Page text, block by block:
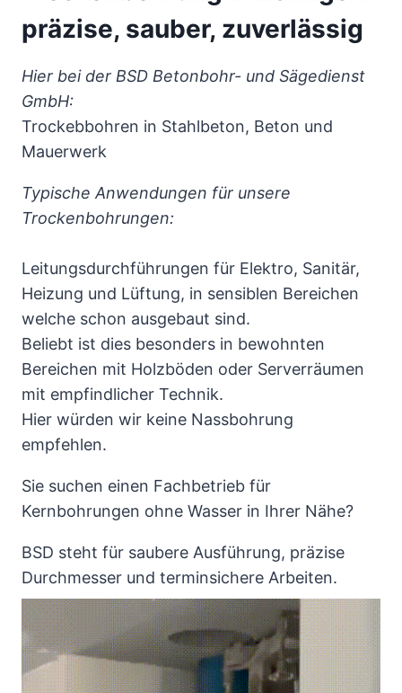
präzise, sauber, zuverlässig
Hier bei der BSD Betonbohr- und Sägedienst
GmbH:
Trockebbohren in Stahlbeton, Beton und
Mauerwerk
Typische Anwendungen für unsere
Trockenbohrungen:
Leitungsdurchführungen für Elektro, Sanitär,
Heizung und Lüftung, in sensiblen Bereichen
welche schon ausgebaut sind.
Beliebt ist dies besonders in bewohnten
Bereichen mit Holzböden oder Serverräumen
mit empfindlicher Technik.
Hier würden wir keine Nassbohrung
empfehlen.
Sie suchen einen Fachbetrieb für
Kernbohrungen ohne Wasser in Ihrer Nähe?
BSD steht für saubere Ausführung, präzise
Durchmesser und terminsichere Arbeiten.